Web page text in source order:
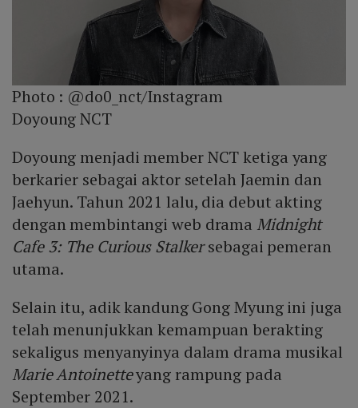
Photo : @do0_nct/Instagram
Doyoung NCT
Doyoung menjadi member NCT ketiga yang
berkarier sebagai aktor setelah Jaemin dan
Jaehyun. Tahun 2021 lalu, dia debut akting
dengan membintangi web drama Midnight
Cafe 3: The Curious Stalkersebagai pemeran
utama.
Selain itu, adik kandung Gong Myung ini juga
telah menunjukkan kemampuan berakting
sekaligus menyanyinya dalam drama musikal
Marie Antoinetteyang rampung pada
September 2021.